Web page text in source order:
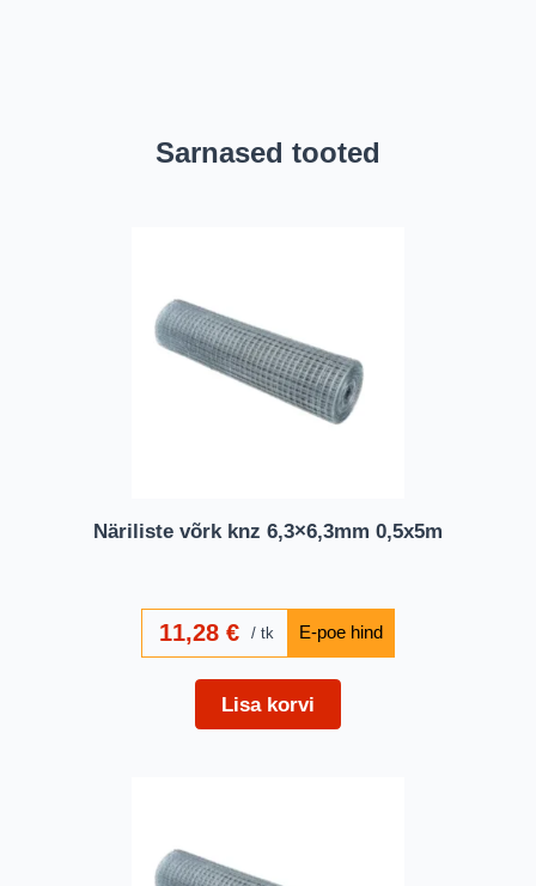
Sarnased tooted
Näriliste võrk knz 6,3×6,3mm 0,5x5m
11,28 € tk
Lisa korvi